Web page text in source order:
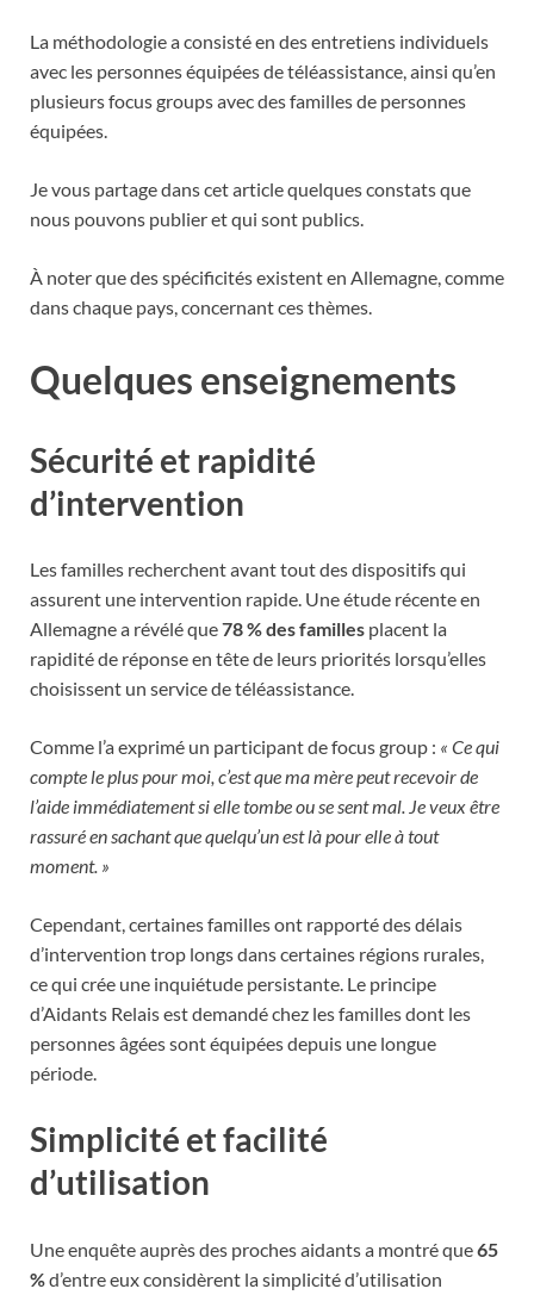
La méthodologie a consisté en des entretiens individuels
avec les personnes équipées de téléassistance, ainsi qu’en
plusieurs focus groups avec des familles de personnes
équipées.
Je vous partage dans cet article quelques constats que
nous pouvons publier et qui sont publics.
À noter que des spécificités existent en Allemagne, comme
dans chaque pays, concernant ces thèmes.
Quelques enseignements
Sécurité et rapidité
d’intervention
Les familles recherchent avant tout des dispositifs qui
assurent une intervention rapide. Une étude récente en
Allemagne a révélé que78 % des familles placent la
rapidité de réponse en tête de leurs priorités lorsqu’elles
choisissent un service de téléassistance.
Comme l’a exprimé un participant de focus group : « Ce qui
compte le plus pour moi, c’est que ma mère peut recevoir de
l’aide immédiatement si elle tombe ou se sent mal. Je veux être
rassuré en sachant que quelqu’un est là pour elle à tout
moment. »
Cependant, certaines familles ont rapporté des délais
d’intervention trop longs dans certaines régions rurales,
ce qui crée une inquiétude persistante. Le principe
d’Aidants Relais est demandé chez les familles dont les
personnes âgées sont équipées depuis une longue
période.
Simplicité et facilité
d’utilisation
Une enquête auprès des proches aidants a montré que65
%d’entre eux considèrent la simplicité d’utilisation